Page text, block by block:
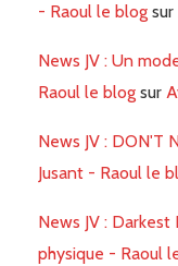
- Raoul le blog sur
News JV : Un
Raoul le blog sur
News JV : DON'T
Jusant - Raoul le
News JV :
physique - Raoul